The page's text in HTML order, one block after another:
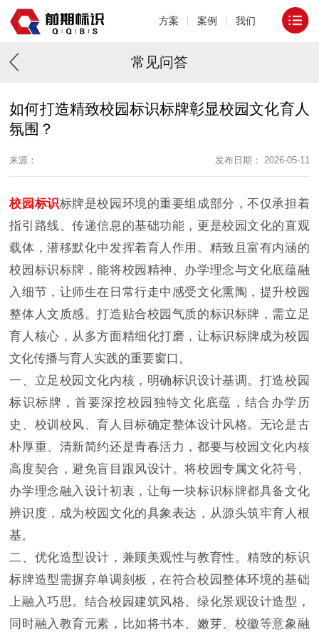
方案 案例 我们
常见问答
如何打造精致校园标识标牌彰显校园文化育人
氛围？
来源： 发布日期： 2026-05-11
校园标识标牌是校园环境的重要组成部分，不仅承担着
指引路线、传递信息的基础功能，更是校园文化的直观
载体，潜移默化中发挥着育人作用。精致且富有内涵的
校园标识标牌，能将校园精神、办学理念与文化底蕴融
入细节，让师生在日常行走中感受文化熏陶，提升校园
整体人文质感。打造贴合校园气质的标识标牌，需立足
育人核心，从多方面精细化打磨，让标识标牌成为校园
文化传播与育人实践的重要窗口。
一、立足校园文化内核，明确标识设计基调。打造校园
标识标牌，首要深挖校园独特文化底蕴，结合办学历
史、校训校风、育人目标确定整体设计风格。无论是古
朴厚重、清新简约还是青春活力，都要与校园文化内核
高度契合，避免盲目跟风设计。将校园专属文化符号、
办学理念融入设计初衷，让每一块标识标牌都具备文化
辨识度，成为校园文化的具象表达，从源头筑牢育人根
基。
二、优化造型设计，兼顾美观性与教育性。精致的标识
标牌造型需摒弃单调刻板，在符合校园整体环境的基础
上融入巧思。结合校园建筑风格、绿化景观设计造型，
同时融入教育元素，比如将书本、嫩芽、校徽等意象融